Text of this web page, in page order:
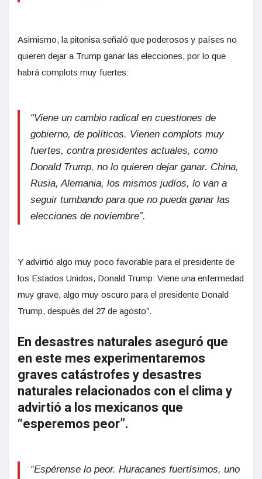
Asimismo, la pitonisa señaló que poderosos y países no
quieren dejar a Trump ganar las elecciones, por lo que
habrá complots muy fuertes:
“Viene un cambio radical en cuestiones de
gobierno, de políticos. Vienen complots muy
fuertes, contra presidentes actuales, como
Donald Trump, no lo quieren dejar ganar. China,
Rusia, Alemania, los mismos judíos, lo van a
seguir tumbando para que no pueda ganar las
elecciones de noviembre”.
Y advirtió algo muy poco favorable para el presidente de
los Estados Unidos, Donald Trump: Viene una enfermedad
muy grave, algo muy oscuro para el presidente Donald
Trump, después del 27 de agosto”.
En desastres naturales aseguró que
en este mes experimentaremos
graves catástrofes y desastres
naturales relacionados con el clima y
advirtió a los mexicanos que
“esperemos peor”.
“Espérense lo peor. Huracanes fuertísimos, uno